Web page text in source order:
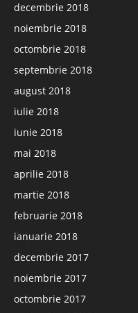
decembrie 2018
noiembrie 2018
octombrie 2018
septembrie 2018
august 2018
iulie 2018
iunie 2018
mai 2018
aprilie 2018
martie 2018
februarie 2018
ianuarie 2018
decembrie 2017
noiembrie 2017
octombrie 2017